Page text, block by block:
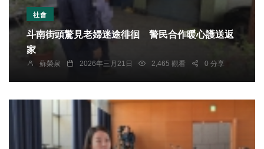
社會
斗南街頭驚見老婦迷途徘徊 警民合作暖心護送返
家
蘇榮泉 2026年三月21日 2,465 觀看 0 分享